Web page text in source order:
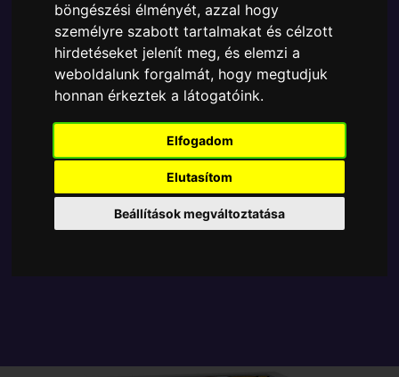
böngészési élményét, azzal hogy
személyre szabott tartalmakat és célzott
hirdetéseket jelenít meg, és elemzi a
weboldalunk forgalmát, hogy megtudjuk
honnan érkeztek a látogatóink.
Elfogadom
Elutasítom
Beállítások megváltoztatása
A Funko POP - Anime & Manga egyik népszerű
terméke a Funko - Dragon Ball Goku gyűjtői vinyl
karakter, amely ablakos csomagolásban azaz - POP
In a Box - várja új gazdáját.
TOVÁBB A VÁSÁRLÁSRA
Tetszik? Osszd meg másokkal!